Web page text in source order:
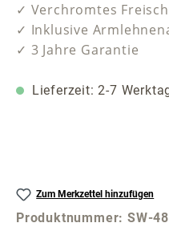
✓ Verchromtes
✓ Inklusive
✓ 3 Jahre Garantie
Lieferzeit: 2-7
Zum Merkzettel hinzufügen
Produktnummer:SW-